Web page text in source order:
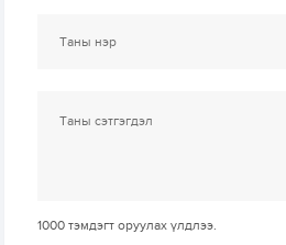
1000 тэмдэгт оруулах үлдлээ.